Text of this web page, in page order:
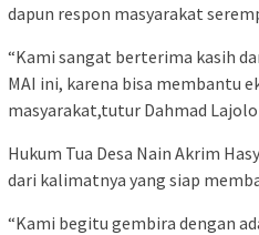
dapun respon masyarakat
“Kami sangat berterima kasih
MAI ini, karena bisa membantu
masyarakat,tutur Dahmad Lajolo
Hukum Tua Desa Nain Akrim
dari kalimatnya yang siap
“Kami begitu gembira dengan